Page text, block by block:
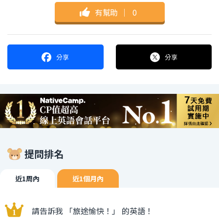
有幫助 ｜ 0
分享 分享
提問排名
近1周內 近1個月內
請告訴我 「旅途愉快！」 的英語！